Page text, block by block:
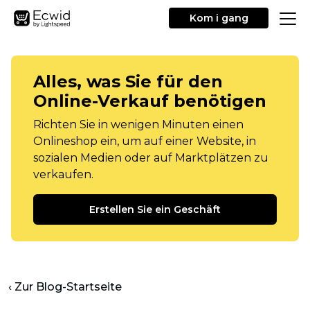
Kom i gang
Alles, was Sie für den
Online-Verkauf benötigen
Richten Sie in wenigen Minuten einen
Onlineshop ein, um auf einer Website, in
sozialen Medien oder auf Marktplätzen zu
verkaufen.
Erstellen Sie ein Geschäft
‹ Zur Blog-Startseite